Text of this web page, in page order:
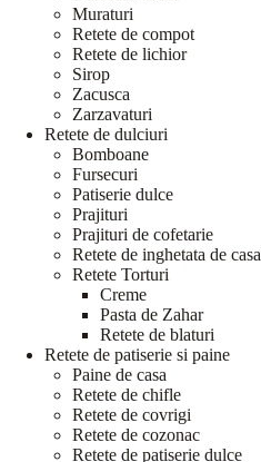
Muraturi
Retete de compot
Retete de lichior
Sirop
Zacusca
Zarzavaturi
Retete de dulciuri
Bomboane
Fursecuri
Patiserie dulce
Prajituri
Prajituri de cofetarie
Retete de inghetata de casa
Retete Torturi
Creme
Pasta de Zahar
Retete de blaturi
Retete de patiserie si paine
Paine de casa
Retete de chifle
Retete de covrigi
Retete de cozonac
Retete de patiserie dulce